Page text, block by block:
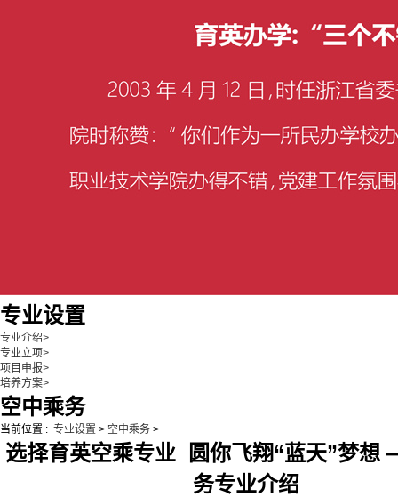
专业设置
专业介绍>
专业立项>
项目申报>
培养方案>
空中乘务
当前位置 : 专业设置 > 空中乘务 >
选择育英空乘专业 圆你飞翔“蓝天”梦
务专业介绍